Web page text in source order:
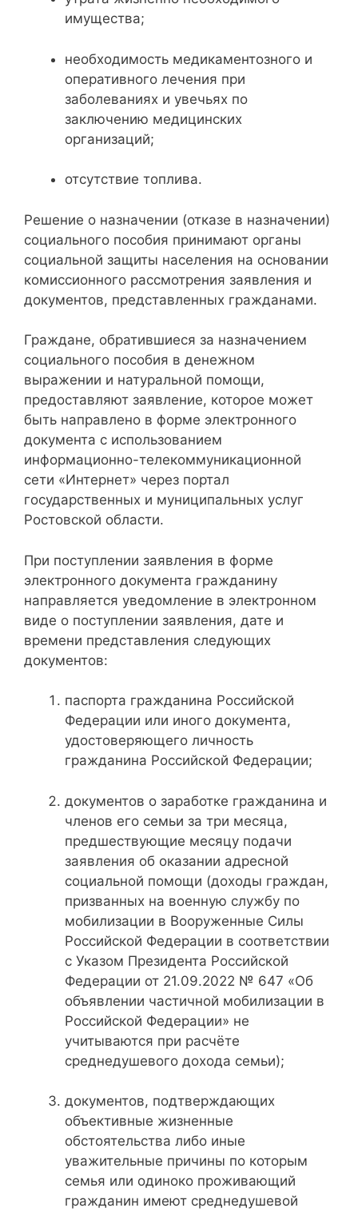
имущества;
необходимость медикаментозного и
оперативного лечения при
заболеваниях и увечьях по
заключению медицинских
организаций;
отсутствие топлива.
Решение о назначении (отказе в назначении)
социального пособия принимают органы
социальной защиты населения на основании
комиссионного рассмотрения заявления и
документов, представленных гражданами.
Граждане, обратившиеся за назначением
социального пособия в денежном
выражении и натуральной помощи,
предоставляют заявление, которое может
быть направлено в форме электронного
документа с использованием
информационно-телекоммуникационной
сети «Интернет» через портал
государственных и муниципальных услуг
Ростовской области.
При поступлении заявления в форме
электронного документа гражданину
направляется уведомление в электронном
виде о поступлении заявления, дате и
времени представления следующих
документов:
паспорта гражданина Российской
Федерации или иного документа,
удостоверяющего личность
гражданина Российской Федерации;
документов о заработке гражданина и
членов его семьи за три месяца,
предшествующие месяцу подачи
заявления об оказании адресной
социальной помощи (доходы граждан,
призванных на военную службу по
мобилизации в Вооруженные Силы
Российской Федерации в соответствии
с Указом Президента Российской
Федерации от 21.09.2022 № 647 «Об
объявлении частичной мобилизации в
Российской Федерации» не
учитываются при расчёте
среднедушевого дохода семьи);
документов, подтверждающих
объективные жизненные
обстоятельства либо иные
уважительные причины по которым
семья или одиноко проживающий
гражданин имеют среднедушевой